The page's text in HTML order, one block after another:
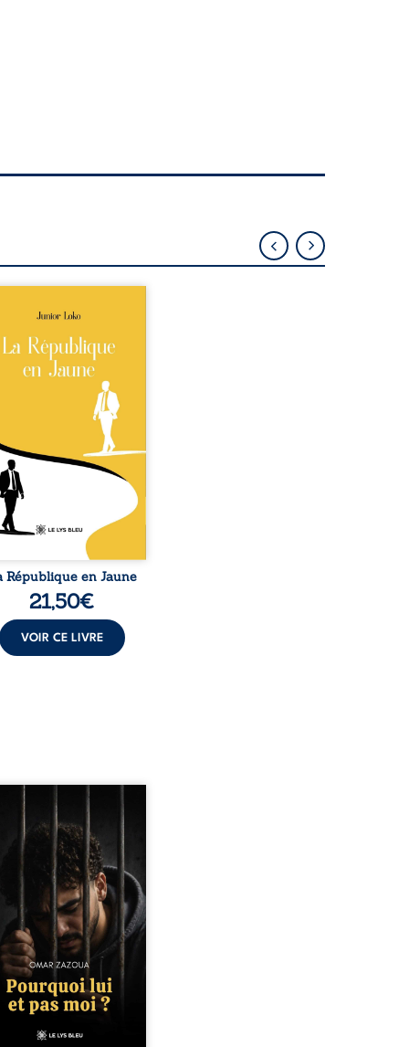
la naissance de
de races différentes
l’ordre établi :
est Noir et Junior est
bien que nés d’un
de Noirs. Très vite,
attire les médias
et transforme
blanc en une figure
sacrée, investie,
certains, d’une mission
Cependant, sous
couvert de ...
République en Jaune
21,50€
VOIR CE LIVRE
lui et pas moi ?
le parcours de l’auteur
par les mauvais choix,
et l’épreuve de
Mais il dévoile
les espoirs qui lui
de ne pas renoncer.
d’une histoire
ce témoignage
le destin, la
la résilience et
de se
malgré les
obstacles. Un ouvrage ...